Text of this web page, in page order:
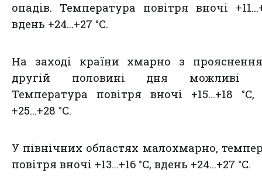
опадів. Температура повітря вночі
вдень +24...+27 °С.
На заході країни хмарно з
другій половині дня можливі
Температура повітря вночі +15...+18 °С,
+25...+28 °С.
У північних областях малохмарно,
повітря вночі +13...+16 °С, вдень +24...+27 °С.